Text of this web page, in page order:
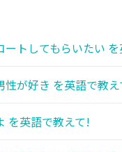
トしてもらいたい
性が好き を英語で教
を英語で教えて!